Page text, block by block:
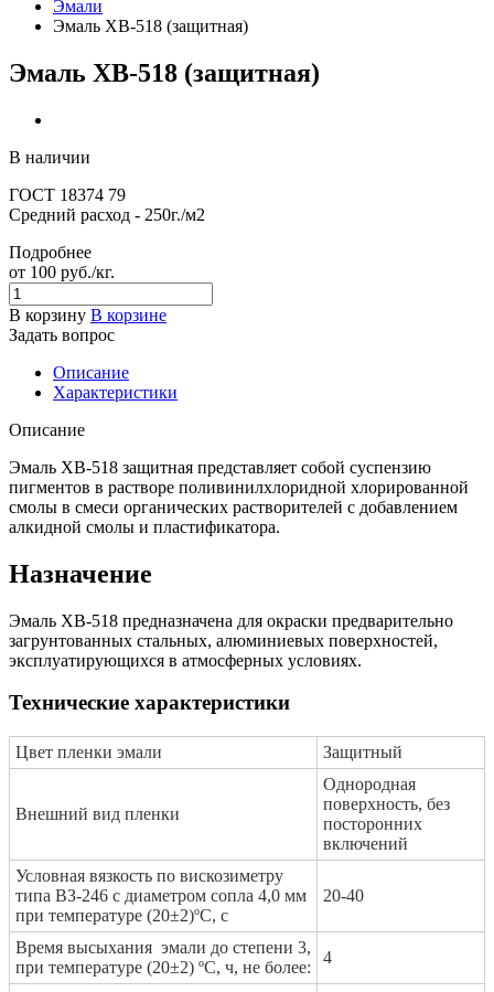
Эмали
Эмаль ХВ-518 (защитная)
Эмаль ХВ-518 (защитная)
В наличии
ГОСТ 18374 79
Средний расход - 250г./м2
Подробнее
от 100 руб./кг.
В корзину В корзине
Задать вопрос
Описание
Характеристики
Описание
Эмаль ХВ-518 защитная представляет собой суспензию
пигментов в растворе поливинилхлоридной хлорированной
смолы в смеси органических растворителей с добавлением
алкидной смолы и пластификатора.
Назначение
Эмаль ХВ-518 предназначена для окраски предварительно
загрунтованных стальных, алюминиевых поверхностей,
эксплуатирующихся в атмосферных условиях.
Технические характеристики
Цвет пленки эмали Защитный
Внешний вид пленки
Однородная
поверхность, без
посторонних
включений
Условная вязкость по вискозиметру
типа ВЗ-246 с диаметром сопла 4,0 мм
при температуре (20±2)ºС, с
20-40
Время высыхания эмали до степени 3,
при температуре (20±2) ºС, ч, не более:
4